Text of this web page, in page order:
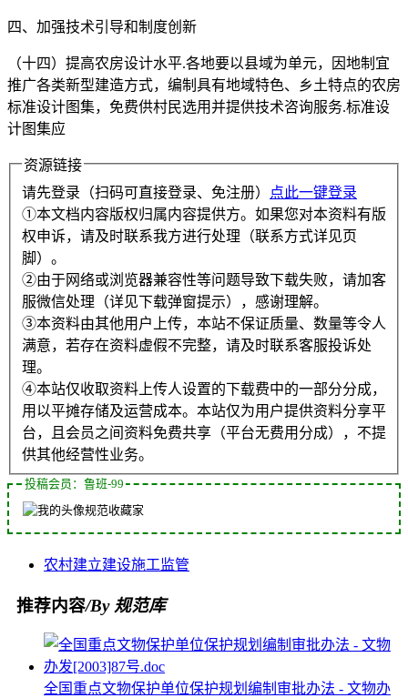
四、加强技术引导和制度创新
（十四）提高农房设计水平.各地要以县域为单元，因地制宜
推广各类新型建造方式，编制具有地域特色、乡土特点的农房
标准设计图集，免费供村民选用并提供技术咨询服务.标准设
计图集应
资源链接
请先登录（扫码可直接登录、免注册）
点此一键登录
①本文档内容版权归属内容提供方。如果您对本资料有版
权申诉，请及时联系我方进行处理（联系方式详见页
脚）。
②由于网络或浏览器兼容性等问题导致下载失败，请加客
服微信处理（详见下载弹窗提示），感谢理解。
③本资料由其他用户上传，本站不保证质量、数量等令人
满意，若存在资料虚假不完整，请及时联系客服投诉处
理。
④本站仅收取资料上传人设置的下载费中的一部分分成，
用以平摊存储及运营成本。本站仅为用户提供资料分享平
台，且会员之间资料免费共享（平台无费用分成），不提
供其他经营性业务。
投稿会员：鲁班-99
规范收藏家
农村建立建设施工监管
推荐内容/By 规范库
全国重点文物保护单位保护规划编制审批办法 - 文物办